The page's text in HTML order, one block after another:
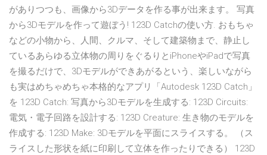
がありつつも、画像から3Dデータを作る事が出来ます。 写真
から3Dモデルを作って遊ぼう! 123D Catchの使い方. おもちゃ
などの小物から、人間、クルマ、そして建築物まで、静止し
ているあらゆる立体物の周りをぐるりとiPhoneやiPadで写真
を撮るだけで、3Dモデルができあがるという、楽しいながら
も実はめちゃめちゃ本格的なアプリ「Autodesk 123D Catch」
を 123D Catch: 写真から3Dモデルを生成する: 123D Circuits:
電気・電子回路を設計する: 123D Creature: 生き物のモデルを
作成する: 123D Make: 3Dモデルを平面にスライスする。 （ス
ライスした形状を紙に印刷して立体を作ったりできる） 123D